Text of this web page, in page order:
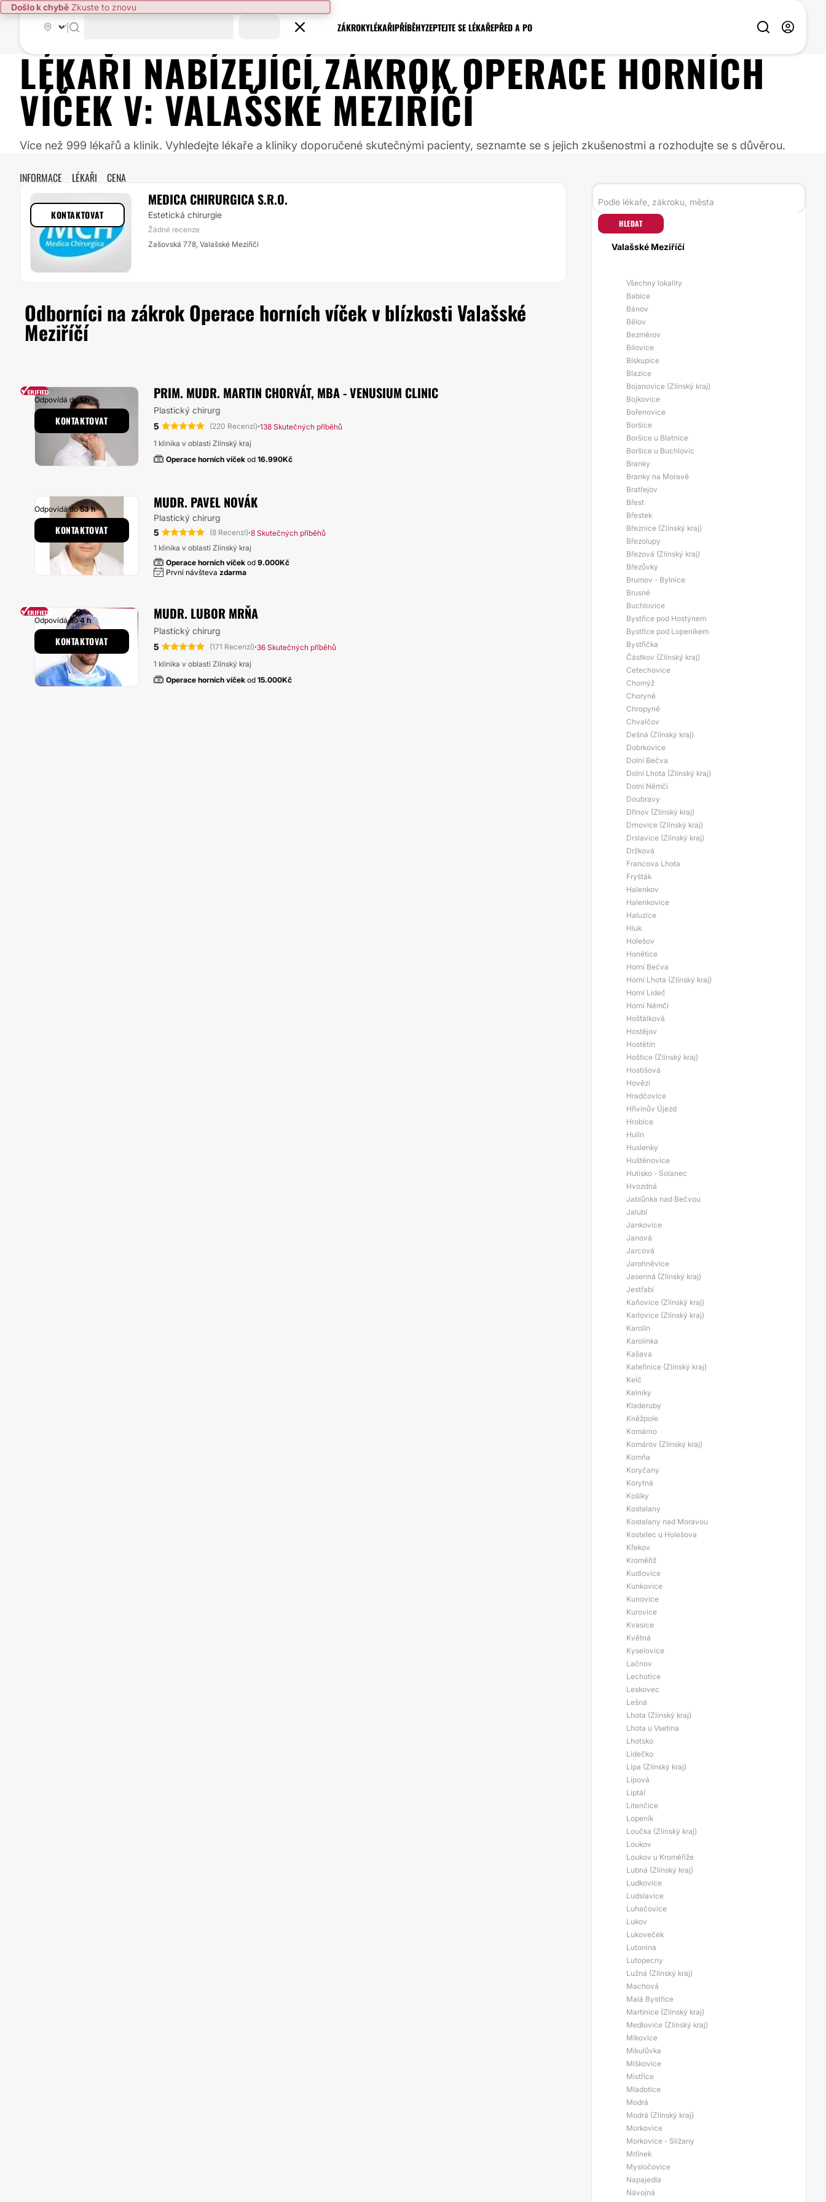
Došlo k chybě Zkuste to znovu
ZÁKROKYLÉKAŘIPŘÍBĚHYZEPTEJTE SE LÉKAŘEPŘED A PO
LÉKAŘI NABÍZEJÍCÍ ZÁKROKOPERACE HORNÍCH
VÍČEK V: VALAŠSKÉ MEZIŘÍČÍ
Více než 999 lékařů a klinik. Vyhledejte lékaře a kliniky doporučené skutečnými pacienty, seznamte se s jejich zkušenostmi a rozhodujte se s důvěrou.
INFORMACE LÉKAŘI CENA
MEDICA CHIRURGICA S.R.O.
Estetická chirurgie
Žádné recenze
Zašovská 778, Valašské Meziříčí
KONTAKTOVAT
Odborníci na zákrok Operace horních víček v blízkosti Valašské
Meziříčí
PRIM. MUDR. MARTIN CHORVÁT, MBA - VENUSIUM CLINIC
Plastický chirurg
5
(220 Recenzí)·138 Skutečných příběhů
1 klinika v oblasti Zlínský kraj
Operace horních víček od 16.990Kč
Odpovídá do1 h
KONTAKTOVAT
MUDR. PAVEL NOVÁK
Plastický chirurg
5
(8 Recenzí)·8 Skutečných příběhů
1 klinika v oblasti Zlínský kraj
Operace horních víček od 9.000Kč
První návšteva zdarma
Odpovídá do53 h
KONTAKTOVAT
MUDR. LUBOR MRŇA
Plastický chirurg
5
(171 Recenzí)·36 Skutečných příběhů
1 klinika v oblasti Zlínský kraj
Operace horních víček od 15.000Kč
Odpovídá do4 h
KONTAKTOVAT
HLEDAT
Valašské Meziříčí
Všechny lokality
Babice
Bánov
Bělov
Bezměrov
Bílovice
Biskupice
Blazice
Bojanovice (Zlínský kraj)
Bojkovice
Bořenovice
Boršice
Boršice u Blatnice
Boršice u Buchlovic
Branky
Branky na Moravě
Bratřejov
Břest
Břestek
Březnice (Zlínský kraj)
Březolupy
Březová (Zlínský kraj)
Březůvky
Brumov - Bylnice
Brusné
Buchlovice
Bystřice pod Hostýnem
Bystřice pod Lopeníkem
Bystřička
Částkov (Zlínský kraj)
Cetechovice
Chomýž
Choryně
Chropyně
Chvalčov
Dešná (Zlínský kraj)
Dobrkovice
Dolní Bečva
Dolní Lhota (Zlínský kraj)
Dolní Němčí
Doubravy
Dřínov (Zlínský kraj)
Drnovice (Zlínský kraj)
Drslavice (Zlínský kraj)
Držková
Francova Lhota
Fryšták
Halenkov
Halenkovice
Haluzice
Hluk
Holešov
Honětice
Horní Bečva
Horní Lhota (Zlínský kraj)
Horní Lideč
Horní Němčí
Hošťálková
Hostějov
Hostětín
Hoštice (Zlínský kraj)
Hostišová
Hovězí
Hradčovice
Hřivínův Újezd
Hrobice
Hulín
Huslenky
Huštěnovice
Hutisko - Solanec
Hvozdná
Jablůnka nad Bečvou
Jalubí
Jankovice
Janová
Jarcová
Jarohněvice
Jasenná (Zlínský kraj)
Jestřabí
Kaňovice (Zlínský kraj)
Karlovice (Zlínský kraj)
Karolín
Karolinka
Kašava
Kateřinice (Zlínský kraj)
Kelč
Kelníky
Kladeruby
Kněžpole
Komárno
Komárov (Zlínský kraj)
Komňa
Koryčany
Korytná
Košíky
Kostelany
Kostelany nad Moravou
Kostelec u Holešova
Křekov
Kroměříž
Kudlovice
Kunkovice
Kunovice
Kurovice
Kvasice
Květná
Kyselovice
Lačnov
Lechotice
Leskovec
Lešná
Lhota (Zlínský kraj)
Lhota u Vsetína
Lhotsko
Lidečko
Lípa (Zlínský kraj)
Lipová
Liptál
Litenčice
Lopeník
Loučka (Zlínský kraj)
Loukov
Loukov u Kroměříže
Lubná (Zlínský kraj)
Ludkovice
Ludslavice
Luhačovice
Lukov
Lukoveček
Lutonina
Lutopecny
Lužná (Zlínský kraj)
Machová
Malá Bystřice
Martinice (Zlínský kraj)
Medlovice (Zlínský kraj)
Míkovice
Mikulůvka
Míškovice
Mistřice
Mladotice
Modrá
Modrá (Zlínský kraj)
Morkovice
Morkovice - Slížany
Mrlínek
Mysločovice
Napajedla
Návojná